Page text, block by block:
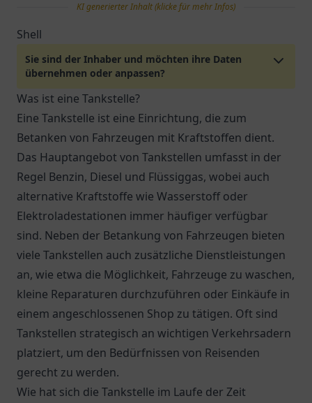
KI generierter Inhalt (klicke für mehr Infos)
Shell
Sie sind der Inhaber und möchten ihre Daten
übernehmen oder anpassen?
Was ist eine Tankstelle?
Eine Tankstelle ist eine Einrichtung, die zum
Betanken von Fahrzeugen mit Kraftstoffen dient.
Das Hauptangebot von Tankstellen umfasst in der
Regel Benzin, Diesel und Flüssiggas, wobei auch
alternative Kraftstoffe wie Wasserstoff oder
Elektroladestationen immer häufiger verfügbar
sind. Neben der Betankung von Fahrzeugen bieten
viele Tankstellen auch zusätzliche Dienstleistungen
an, wie etwa die Möglichkeit, Fahrzeuge zu waschen,
kleine Reparaturen durchzuführen oder Einkäufe in
einem angeschlossenen Shop zu tätigen. Oft sind
Tankstellen strategisch an wichtigen Verkehrsadern
platziert, um den Bedürfnissen von Reisenden
gerecht zu werden.
Wie hat sich die Tankstelle im Laufe der Zeit